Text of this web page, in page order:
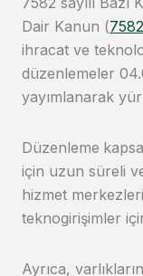
Dair Kanun (
ihracat ve
düzenlemeler
yayımlanarak
Düzenleme
için uzun süreli
hizmet
teknogirişimler
Ayrıca,